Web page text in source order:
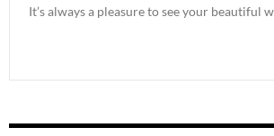
It’s always a pleasure to see your beautiful